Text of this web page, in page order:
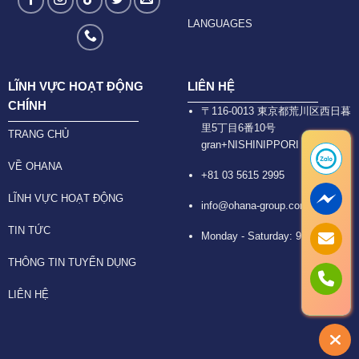
LANGUAGES
LĨNH VỰC HOẠT ĐỘNG
CHÍNH
TRANG CHỦ
VỀ OHANA
LĨNH VỰC HOẠT ĐỘNG
TIN TỨC
THÔNG TIN TUYỂN DỤNG
LIÊN HỆ
LIÊN HỆ
〒116-0013 東京都荒川区西日暮
里5丁目6番10号
gran+NISHINIPPORI 6F
+81 03 5615 2995
info@ohana-group.com
Monday - Saturday: 9:30 -18:30